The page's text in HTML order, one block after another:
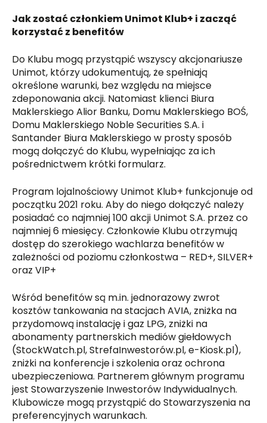
Jak zostać członkiem Unimot Klub+ i zacząć
korzystać z benefitów
Do Klubu mogą przystąpić wszyscy akcjonariusze
Unimot, którzy udokumentują, że spełniają
określone warunki, bez względu na miejsce
zdeponowania akcji. Natomiast klienci Biura
Maklerskiego Alior Banku, Domu Maklerskiego BOŚ,
Domu Maklerskiego Noble Securities S.A. i
Santander Biura Maklerskiego w prosty sposób
mogą dołączyć do Klubu, wypełniając za ich
pośrednictwem krótki formularz.
Program lojalnościowy Unimot Klub+ funkcjonuje od
początku 2021 roku. Aby do niego dołączyć należy
posiadać co najmniej 100 akcji Unimot S.A. przez co
najmniej 6 miesięcy. Członkowie Klubu otrzymują
dostęp do szerokiego wachlarza benefitów w
zależności od poziomu członkostwa – RED+, SILVER+
oraz VIP+
Wśród benefitów są m.in. jednorazowy zwrot
kosztów tankowania na stacjach AVIA, zniżka na
przydomową instalację i gaz LPG, zniżki na
abonamenty partnerskich mediów giełdowych
(StockWatch.pl, StrefaInwestorów.pl, e-Kiosk.pl),
zniżki na konferencje i szkolenia oraz ochrona
ubezpieczeniowa. Partnerem głównym programu
jest Stowarzyszenie Inwestorów Indywidualnych.
Klubowicze mogą przystąpić do Stowarzyszenia na
preferencyjnych warunkach.